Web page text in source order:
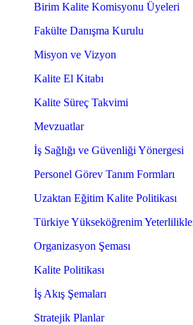
Birim Kalite Komisyonu Üyeleri
Fakülte Danışma Kurulu
Misyon ve Vizyon
Kalite El Kitabı
Kalite Süreç Takvimi
Mevzuatlar
İş Sağlığı ve Güvenliği Yönergesi
Personel Görev Tanım Formları
Uzaktan Eğitim Kalite Politikası
Türkiye Yükseköğrenim
Organizasyon Şeması
Kalite Politikası
İş Akış Şemaları
Stratejik Planlar